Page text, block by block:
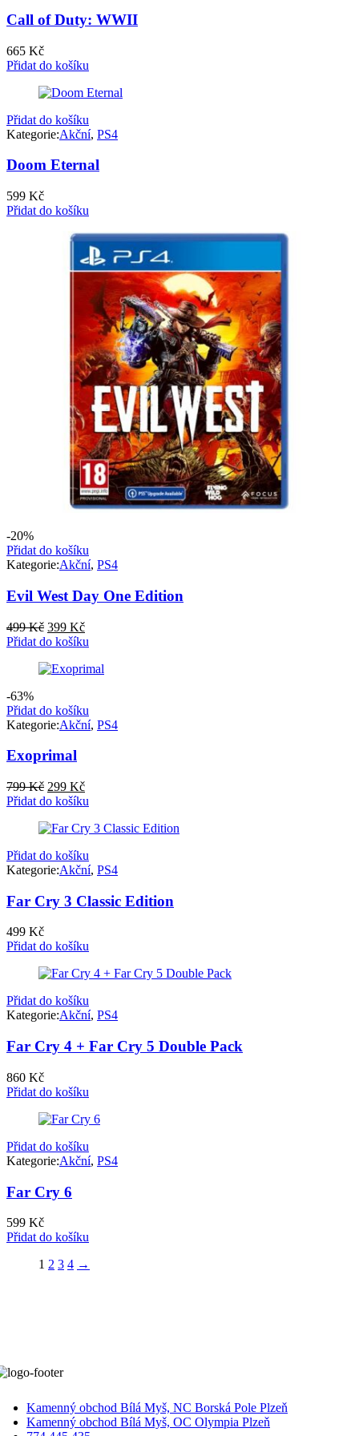
Call of Duty: WWII
665 Kč
Přidat do košíku
Přidat do košíku
Kategorie:Akční, PS4
Doom Eternal
599 Kč
Přidat do košíku
-20%
Přidat do košíku
Kategorie:Akční, PS4
Evil West Day One Edition
499Kč Původní
cena
499 Kč.
399 KčAktuální
cena
399 Kč.
Přidat do košíku
-63%
Přidat do košíku
Kategorie:Akční, PS4
Exoprimal
799Kč Původní
cena
799 Kč.
299 KčAktuální
cena
299 Kč.
Přidat do košíku
Přidat do košíku
Kategorie:Akční, PS4
Far Cry 3 Classic Edition
499 Kč
Přidat do košíku
Přidat do košíku
Kategorie:Akční, PS4
Far Cry 4 + Far Cry 5 Double Pack
860 Kč
Přidat do košíku
Přidat do košíku
Kategorie:Akční, PS4
Far Cry 6
599 Kč
Přidat do košíku
1 2 3 4 →
Kamenný obchod Bílá Myš, NC Borská Pole Plzeň
Kamenný obchod Bílá Myš, OC Olympia Plzeň